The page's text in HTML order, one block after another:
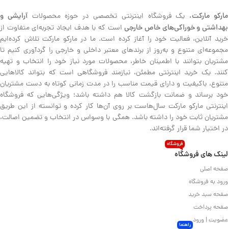
مارکو مارکت، یک فروشگاه اینترنتی تخصصی در حوزه محصولاتآرایشی و
بهداشتی و خوراکی‌های خاص خارجیاست که با هدف ایجاد تجربه‌ای متفاوت از
خرید آنلاین، فعالیت خود را آغاز کرده است. ما در مارکو مارکت تلاش کرده‌ایم
مجموعه‌ای متنوع و به‌روز از برندهای معتبر داخلی و خارجی را گردآوری کنیم تا
مشتریان بتوانند با اطمینان خاطر، محصولات مورد نیاز خود را انتخاب و تهیه
کنند. یک خرید اینترنتی مطمئن، نیازمند فروشگاهی است که بتواند کالاهایی
متنوع، باکیفیت و دارای قیمت مناسب را در مدت زمانی کوتاه به دست مشتریان
خود برساند و ضمانت بازگشت کالا هم داشته باشد؛ ویژگی‌هایی که فروشگاه
اینترنتی مارکو مارکت سال‌هاست بر روی آن‌ها کار کرده و توانسته از این طریق
مشتریان ثابت خود را داشته باشد. همگی با وسواس در انتخاب و تضمین اصالت،
در اختیار شما قرار گرفته‌اند.
لینک های فروشگاه
فروشگاه
صفحه اصلی
ورود به فروشگاه
صفحه سبد خرید
صفحه پرداخت
عضویت | ورود راهنما